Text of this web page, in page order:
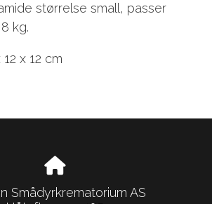
størrelse small, passer
kg.
x 12 cm
Smådyrkrematorium AS